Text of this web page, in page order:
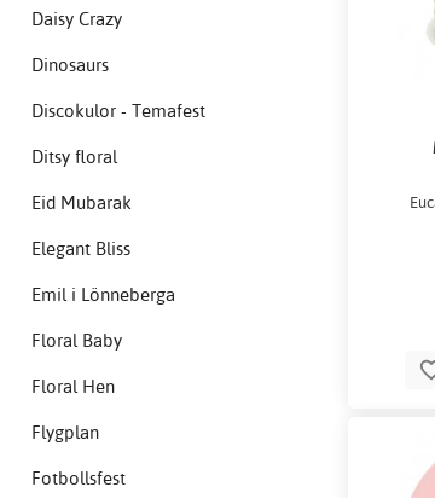
Daisy Crazy
Dinosaurs
Discokulor - Temafest
Ditsy floral
Eid Mubarak
Elegant Bliss
Emil i Lönneberga
Floral Baby
Floral Hen
Flygplan
Fotbollsfest